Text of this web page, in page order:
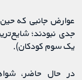
عوارض جانبی که
جدی نبودند؛
یک سوم کودکان).
در حال حاضر،